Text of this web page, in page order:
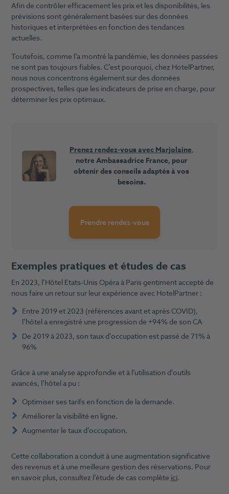
Afin de contrôler efficacement les prix et les disponibilités, les
prévisions sont généralement basées sur des données
historiques et interprétées en fonction des tendances
actuelles.
Toutefois, comme l’a montré la pandémie, les données passées
ne sont pas toujours fiables. C’est pourquoi, chez HotelPartner,
nous nous concentrons également sur des données
prospectives, telles que les indicateurs de prise en charge, pour
déterminer les prix optimaux.
Prenez rendez-vous avec Marjolaine,
notre Ambassadrice France, pour
obtenir des conseils adaptés à vos
besoins.
Prendre rendez-vous
Exemples pratiques et études de cas
En 2023, l’Hôtel Etats-Unis Opéra à Paris gentiment accepté de
nous faire un retour sur leur expérience avec HotelPartner :
Entre 2019 et 2023 (références avant et après COVID),
l’hôtel a enregistré une progression de +94% de son CA
De 2019 à 2023, son taux d’occupation est passé de 71% à
96%
Grâce à une analyse approfondie et à l’utilisation d’outils
avancés, l’hôtel a pu :
Optimiser ses tarifs en fonction de la demande.
Améliorer la visibilité en ligne.
Augmenter le taux d’occupation.
Cette collaboration a conduit à une augmentation significative
des revenus et à une meilleure gestion des réservations. Pour
en savoir plus, consultez l’étude de cas complète ici.